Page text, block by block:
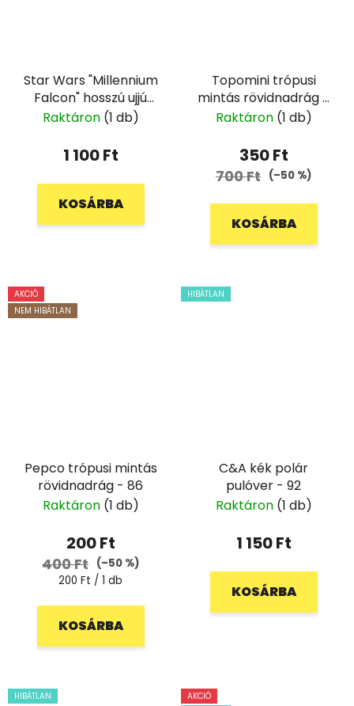
Star Wars "Millennium
Falcon" hosszú ujjú
póló - 146/152
Raktáron (1 db)
1 100 Ft
KOSÁRBA
Topomini trópusi
mintás rövidnadrág -
62
Raktáron (1 db)
350 Ft
700 Ft (–50 %)
KOSÁRBA
AKCIÓ
NEM HIBÁTLAN
Pepco trópusi mintás
rövidnadrág - 86
Raktáron (1 db)
200 Ft
400 Ft (–50 %)
Egységár:
200 Ft / 1 db
KOSÁRBA
HIBÁTLAN
C&A kék polár
pulóver - 92
Raktáron (1 db)
1 150 Ft
KOSÁRBA
HIBÁTLAN
AKCIÓ